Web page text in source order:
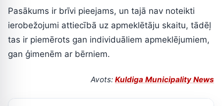
Pasākums ir brīvi pieejams, un tajā nav noteikti
ierobežojumi attiecībā uz apmeklētāju skaitu, tādēļ
tas ir piemērots gan individuāliem apmeklējumiem,
gan ģimenēm ar bērniem.
Avots: Kuldiga Municipality News